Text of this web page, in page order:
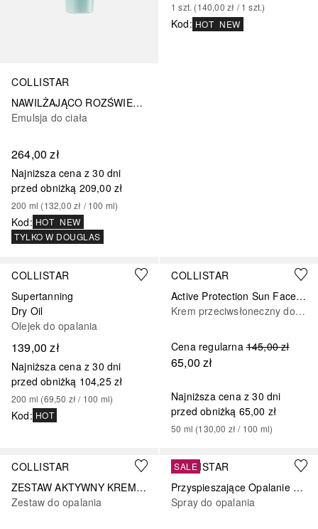
COLLISTAR
NAWILŻAJĄCO ROZŚWIETLAJĄCE ODNAWIAJĄCE SUPERSERUM DO CIAŁA SUBLIME
Emulsja do ciała
264,00 zł
Najniższa cena z 30 dni
przed obniżką 209,00 zł
200 ml (132,00 zł / 100 ml)
Kod: HOT NEW
TYLKO W DOUGLAS
1 szt. (140,00 zł / 1 szt.)
Kod: HOT NEW
COLLISTAR
Supertanning
Dry Oil
Olejek do opalania
139,00 zł
Najniższa cena z 30 dni
przed obniżką 104,25 zł
200 ml (69,50 zł / 100 ml)
Kod: HOT
COLLISTAR
Active Protection Sun Face Cream SPF 50+
Krem przeciwsłoneczny do ciała
Cena regularna 145,00 zł
65,00 zł
Najniższa cena z 30 dni
przed obniżką 65,00 zł
50 ml (130,00 zł / 100 ml)
COLLISTAR
ZESTAW AKTYWNY KREM DO OPALANIA TWARZ/CIAŁO SPF 50+ + NAWILŻAJĄCY BALSAM PO OPALANIU + KOSMETYCZKA
Zestaw do opalania
COLLISTAR
Przyspieszające Opalanie Nawilżające Mleczko Do Twarzy I Ciała SPF 20
Spray do opalania
SALE